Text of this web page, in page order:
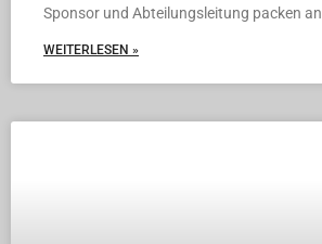
Sponsor und Abteilungsleitung packen an
WEITERLESEN »